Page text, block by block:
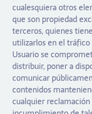
cualesquiera otros
que son propiedad
terceros, quienes
utilizarlos en el
Usuario se
distribuir, poner a
comunicar
contenidos
cualquier